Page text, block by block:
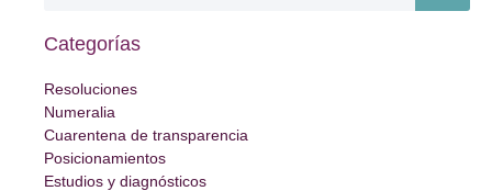
Categorías
Resoluciones
Numeralia
Cuarentena de transparencia
Posicionamientos
Estudios y diagnósticos